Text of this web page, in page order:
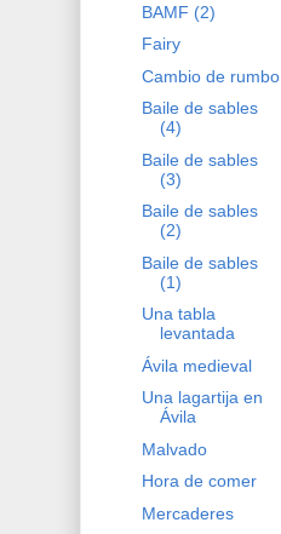
BAMF (2)
Fairy
Cambio de rumbo
Baile de sables
(4)
Baile de sables
(3)
Baile de sables
(2)
Baile de sables
(1)
Una tabla
levantada
Ávila medieval
Una lagartija en
Ávila
Malvado
Hora de comer
Mercaderes